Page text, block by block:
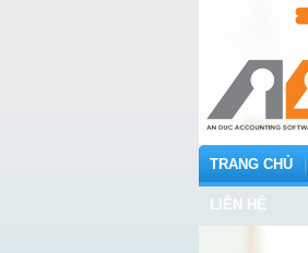
TRANG CHỦ
LIÊN HỆ